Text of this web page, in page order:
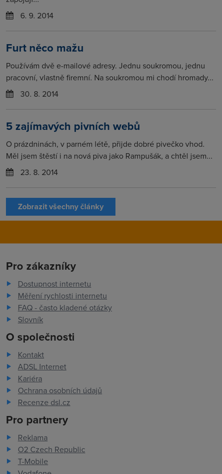
6. 9. 2014
Furt něco mažu
Používám dvě e-mailové adresy. Jednu soukromou, jednu
pracovní, vlastně firemní. Na soukromou mi chodí hromady...
30. 8. 2014
5 zajímavých pivních webů
O prázdninách, v parném létě, přijde dobré pivečko vhod.
Měl jsem štěstí i na nová piva jako Rampušák, a chtěl jsem...
23. 8. 2014
Zobrazit všechny články
Pro zákazníky
Dostupnost internetu
Měření rychlosti internetu
FAQ - často kladené otázky
Slovník
O společnosti
Kontakt
ADSL Internet
Kariéra
Ochrana osobních údajů
Recenze dsl.cz
Pro partnery
Reklama
O2 Czech Republic
T-Mobile